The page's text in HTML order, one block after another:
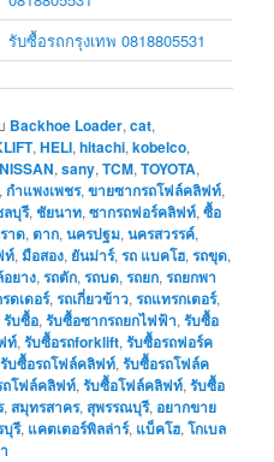
รับซื้อรถกรุงเทพ 0818805531
Backhoe Loader,cat,
,HELI,hitachi,kobelco,
NISSAN,sany,TCM,TOYOTA,
,กำแพงเพชร,ขายซากรถโฟล์คลิฟท์,
บุรี,ชัยนาท,ซากรถฟอร์คลิฟท์,ซื้อ
าด,ตาก,นครปฐม,นครสวรรค์,
ท์,มือสอง, ยันม่าร์,รถ แบคโฮ,รถขุด,
ยาง,รถตัก,รถบด,รถยก,รถยกพา
รดเดอร์,รถเกี่ยวข้าว,รถแทรกเตอร์,
รับซื้อ,รับซื้อซากรถยกไฟฟ้า,รับซื้อ
ท์,รับซื้อรถforklift,รับซื้อรถฟอร์ค
รับซื้อรถโฟล์คลิฟท์,รับซื้อรถโฟล์ค
ถโฟล์คลิฟท์,รับซื้อโฟล์คลิฟท์,รับซื้อ
, สมุทรสาคร, สุพรรณบุรี, อยากขาย
บุรี, แคตเตอร์พิลล่าร์, แบ็คโฮ,โกเบล